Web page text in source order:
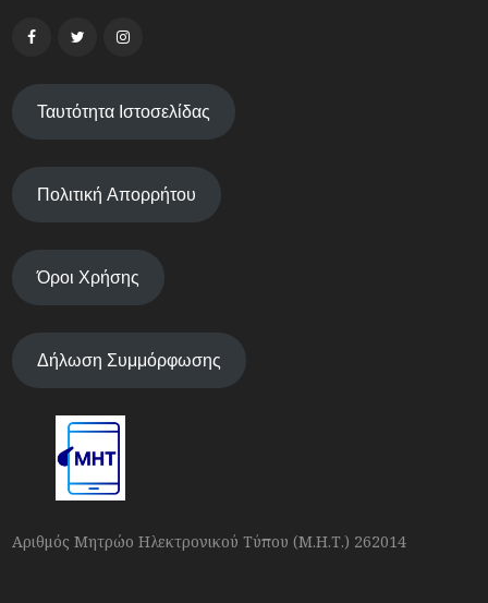
Ταυτότητα Ιστοσελίδας
Πολιτική Απορρήτου
Όροι Χρήσης
Δήλωση Συμμόρφωσης
Αριθμός Μητρώο Ηλεκτρονικού Τύπου (Μ.Η.Τ.) 262014